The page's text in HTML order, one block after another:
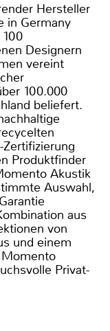
Hersteller
in Germany
Designern
vereint
100.000
beliefert.
Produktfinder
Akustik
Auswahl,
aus
von
und einem
Privat-